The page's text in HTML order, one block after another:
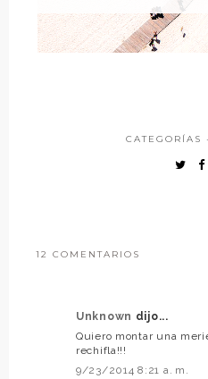
CATEGORÍAS
12 COMENTARIOS
Unknown dijo...
Quiero montar una
rechifla!!!
9/23/2014 8:21 a. m.